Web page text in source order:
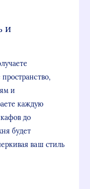
и
и
каждую
до
будет
ваш стиль